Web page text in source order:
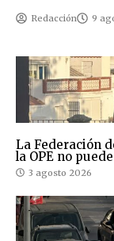
Redacción 9
La Federación
la OPE no
3 agosto 2026